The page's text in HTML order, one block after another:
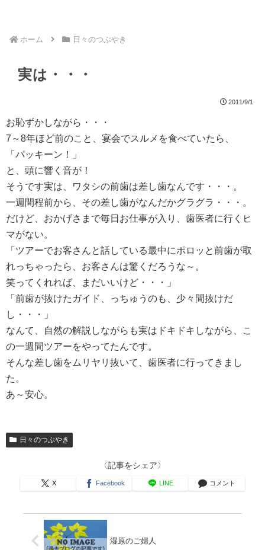
ホーム 日々のつぶやき
実は・・・
2011/9/1
お恥ずかしながら・・・
7～8年ほど前のこと、宴会でスルメを食べていたら、
「パッキーン！」
と、頭に響く音が！
そうです実は、ワタシの前歯は差し歯なんです・・・。
一週間程前から、その差し歯がなんだかグラグラ・・・。
だけど、おかげさまで毎日お仕事が入り、歯医者に行くヒ
マがない。
「ツアーでお客さんと話している最中にポロッと前歯が取
れっちゃったら、お客さんは驚くだろうな～。
笑ってくれれば、まだいいけど・・・」
「前歯が抜けたガイド、っちゅうのも、少々間抜けだ
し・・・」
なんて、自然の解説しながらも実はドキドキしながら、こ
の一週間ツアーをやってたんです。
そんな差し歯をムリヤリ抜いて、歯医者に行ってきまし
た。
あ～安心。
日々のつぶやき
〈記事をシェア〉
X Facebook LINE コメント
湿原のご婦人